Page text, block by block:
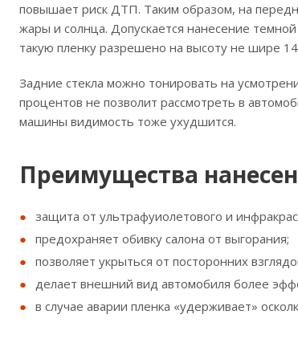
повышает риск ДТП. Таким образом, на
жары и солнца. Допускается нанесение
такую пленку разрешено на высоту не шире
Задние стекла можно тонировать на
процентов не позволит рассмотреть в
машины видимость тоже ухудшится.
Преимущества
защита от ультрафyиолетового и
предохраняет обивку салона от выгорания;
позволяет укрыться от посторонних
делает внешний вид автомобиля более
в случае аварии пленка «удерживает»